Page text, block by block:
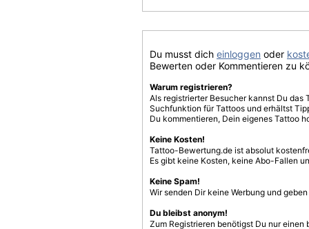
Du musst dich einloggen oder
Bewerten oder Kommentieren zu
Warum registrieren?
Als registrierter Besucher kannst Du
Suchfunktion für Tattoos und erhältst
Du kommentieren, Dein eigenes Tattoo
Keine Kosten!
Tattoo-Bewertung.de ist absolut
Es gibt keine Kosten, keine Abo-Fallen
Keine Spam!
Wir senden Dir keine Werbung und
Du bleibst anonym!
Zum Registrieren benötigst Du nur einen